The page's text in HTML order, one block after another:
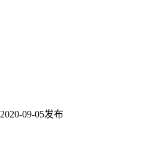
2020-09-05发布